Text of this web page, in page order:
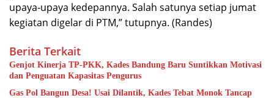
upaya-upaya kedepannya. Salah satunya setiap jumat
kegiatan digelar di PTM,” tutupnya. (Randes)
Berita Terkait
Genjot Kinerja TP-PKK, Kades Bandung Baru Suntikkan Motivasi
dan Penguatan Kapasitas Pengurus
Gas Pol Bangun Desa! Usai Dilantik, Kades Tebat Monok Tancap